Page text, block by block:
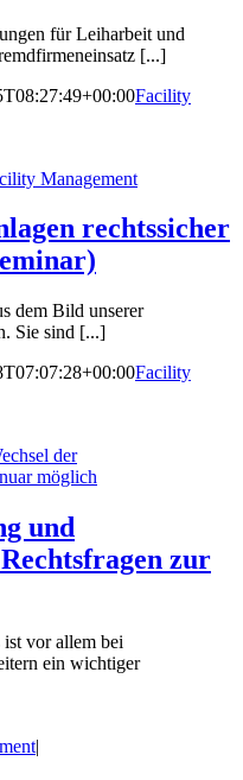
für Leiharbeit und
[...]
Facility
rechtssicher
dem Bild unserer
Sie sind [...]
Facility
und
zur
vor allem bei
ein wichtiger
|